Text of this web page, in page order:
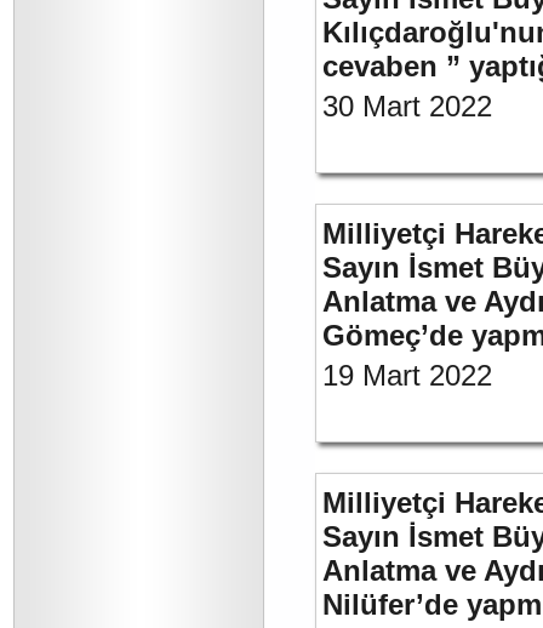
cevaben ”
30 Mart 2022
Milliyetçi
Sayın İsmet
Anlatma ve
Gömeç’de
19 Mart 2022
Milliyetçi
Sayın İsmet
Anlatma ve
Nilüfer’de